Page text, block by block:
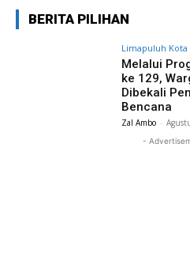
BERITA PILIHAN
Limapuluh Kota
Melalui
ke 129,
Dibekali
Bencana
Zal Ambo -
-